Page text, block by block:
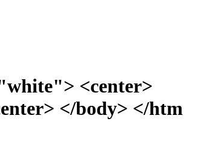
<center>
</body> </htm